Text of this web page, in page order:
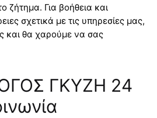
ζήτημα. Για βοήθεια και
σχετικά με τις υπηρεσίες μας,
και θα χαρούμε να σας
ΓΚΥΖΗ 24